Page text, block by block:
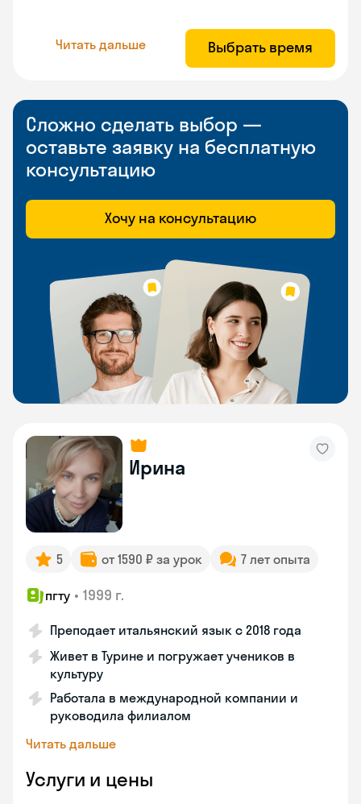
Читать дальше Выбрать время
Сложно сделать выбор —
оставьте заявку на бесплатную
консультацию
Хочу на консультацию
Ирина
5 от 1590 ₽ за урок 7 лет опыта
пгту • 1999 г.
Преподает итальянский язык с 2018 года
Живет в Турине и погружает учеников в
культуру
Работала в международной компании и
руководила филиалом
Читать дальше
Услуги и цены